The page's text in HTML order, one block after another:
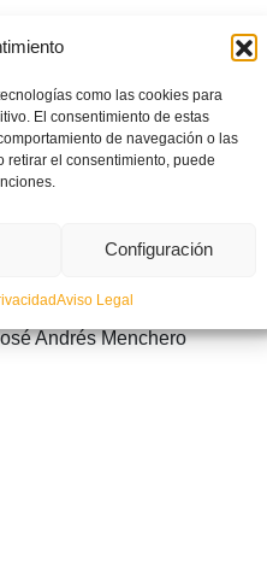
como las cookies para
El consentimiento de estas
de navegación o las
retirar el consentimiento, puede
Configuración
Aviso Legal
Valenciana ha
Cadete disputará la
‘B’ de la Segunda
la Fase Final del
el césped del
Andrés Menchero